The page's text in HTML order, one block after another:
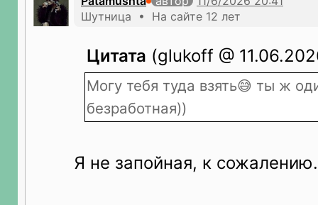
Шутница • На сайте 12 лет
Цитата (glukoff @
Могу тебя туда взять😅 ты ж
безработная))
Я не запойная, к сожалению.